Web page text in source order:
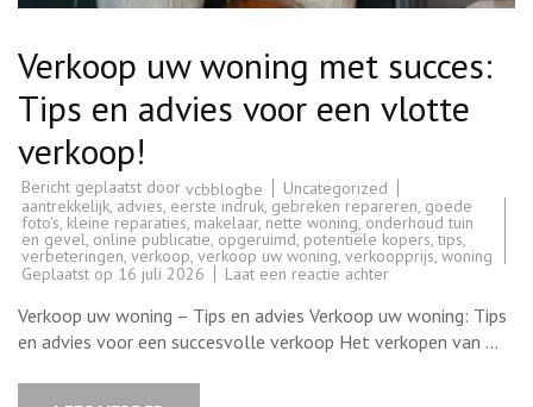
Verkoop uw woning met succes:
Tips en advies voor een vlotte
verkoop!
Bericht geplaatst door vcbblogbe
Uncategorized
aantrekkelijk, advies, eerste indruk, gebreken repareren, goede
foto's, kleine reparaties, makelaar, nette woning,onderhoud tuin
en gevel, online publicatie, opgeruimd, potentiële kopers,tips,
verbeteringen, verkoop, verkoop uw woning, verkoopprijs, woning
Geplaatst op 16 juli 2026 Laat een reactie achterop
woning
met
succes:
Verkoop uw woning – Tips en advies Verkoop uw woning: Tips
en advies voor een succesvolle verkoop Het verkopen van …